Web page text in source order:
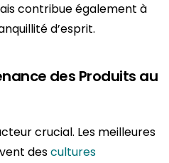
contribue également à
d’esprit.
des Produits au
crucial. Les meilleures
descultures